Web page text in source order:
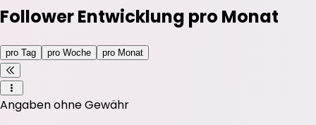
Follower Entwicklung pro Monat
pro Tag pro Woche pro Monat
Angaben ohne Gewähr